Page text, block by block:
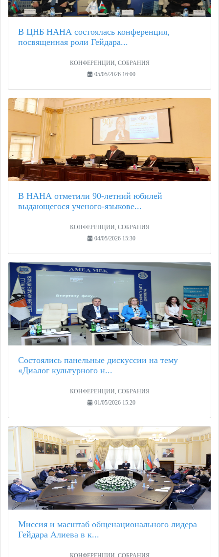
В ЦНБ НАНА состоялась конференция,
посвященная роли Гейдара...
КОНФЕРЕНЦИИ, СОБРАНИЯ
05/05/2026 16:00
В НАНА отметили 90-летний юбилей
выдающегося ученого-языкове...
КОНФЕРЕНЦИИ, СОБРАНИЯ
04/05/2026 15:30
Состоялись панельные дискуссии на тему
«Диалог культурного н...
КОНФЕРЕНЦИИ, СОБРАНИЯ
01/05/2026 15:20
Миссия и масштаб общенационального лидера
Гейдара Алиева в к...
КОНФЕРЕНЦИИ, СОБРАНИЯ